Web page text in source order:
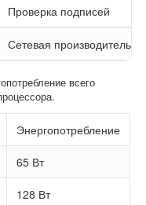
Проверка подписей
Сетевая
всего
Энергопотребление
65 Вт
128 Вт